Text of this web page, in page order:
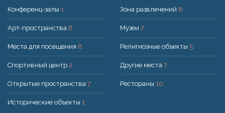
Конференц-залы 1
Арт-пространства 8
Места для посещения 8
Спортивный центр 2
Открытые пространства 7
Исторические объекты 1
Зона развлечений 8
Музеи 7
Религиозные объекты 5
Другие места 7
Рестораны 10